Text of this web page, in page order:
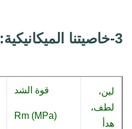
3-خاصيتنا الميكانيكية:
لين،
لطف،
هدأ
قوة الشد
Rm (MPa)